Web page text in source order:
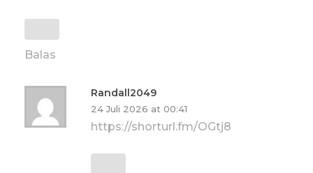
Balas
Randall2049
24 Juli 2026 at 00:41
https://shorturl.fm/OGtj8